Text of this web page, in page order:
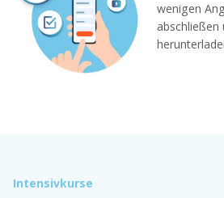
wenigen
abschließen
Intensivkurse